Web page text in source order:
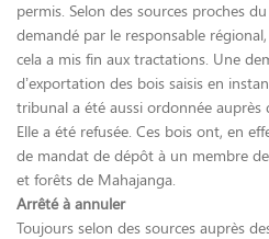
permis. Selon des sources proches
demandé par le responsable
cela a mis fin aux tractations. Une
d’exportation des bois saisis en
tribunal a été aussi ordonnée auprès
Elle a été refusée. Ces bois ont, en
de mandat de dépôt à un membre
et forêts de Mahajanga.
Arrêté à annuler
Toujours selon des sources auprès